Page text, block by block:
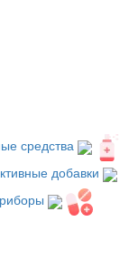
средства
добавки